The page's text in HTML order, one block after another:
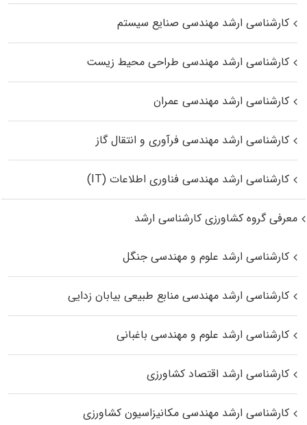
کارشناسی ارشد مهندسی صنایع سیستم
کارشناسی ارشد مهندسی طراحی محیط زیست
کارشناسی ارشد مهندسی عمران
کارشناسی ارشد مهندسی فرآوری و انتقال گاز
کارشناسی ارشد مهندسی فناوری اطلاعات (IT)
معرفی گروه کشاورزی کارشناسی ارشد
کارشناسی ارشد علوم و مهندسی جنگل
کارشناسی ارشد مهندسی منابع طبیعی بیابان زدایی
کارشناسی ارشد علوم و مهندسی باغبانی
کارشناسی ارشد اقتصاد کشاورزی
کارشناسی ارشد مهندسی مکانیزاسیون کشاورزی